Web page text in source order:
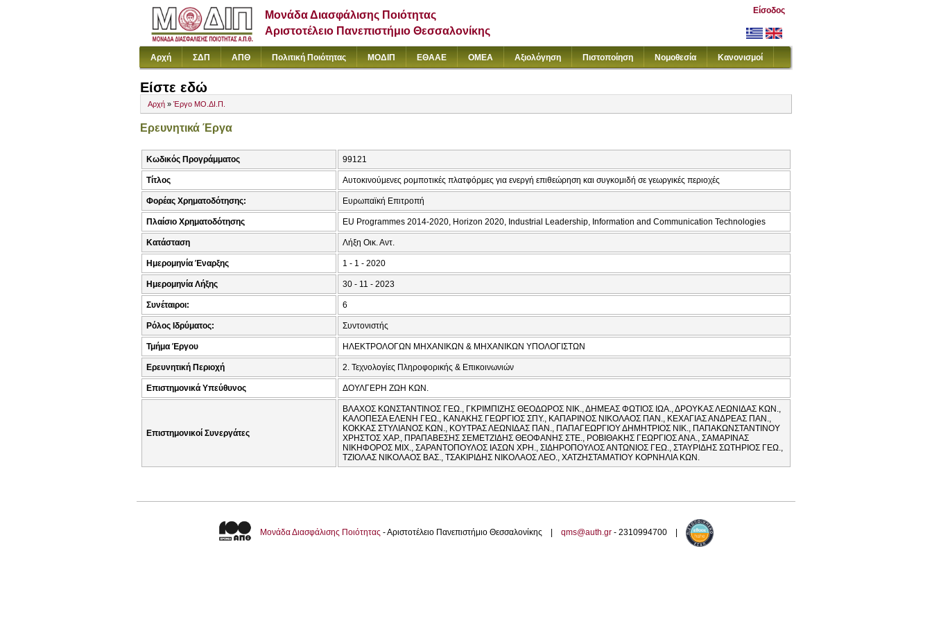
Μονάδα Διασφάλισης Ποιότητας
Αριστοτέλειο Πανεπιστήμιο Θεσσαλονίκης
Είσοδος
Αρχή ΣΔΠ ΑΠΘ Πολιτική Ποιότητας ΜΟΔΙΠ ΕΘΑΑΕ ΟΜΕΑ Αξιολόγηση Πιστοποίηση Νομοθεσία Κανονισμοί
Είστε εδώ
Αρχή » Έργο ΜΟ.ΔΙ.Π.
Ερευνητικά Έργα
Κωδικός Προγράμματος 99121
Τίτλος Αυτοκινούμενες ρομποτικές πλατφόρμες για ενεργή επιθεώρηση και συγκομιδή σε γεωργικές περιοχές
Φορέας Χρηματοδότησης: Ευρωπαϊκή Επιτροπή
Πλαίσιο Χρηματοδότησης EU Programmes 2014-2020, Horizon 2020, Industrial Leadership, Information and Communication Technologies
Κατάσταση Λήξη Οικ. Αντ.
Ημερομηνία Έναρξης 1 - 1 - 2020
Ημερομηνία Λήξης 30 - 11 - 2023
Συνέταιροι: 6
Ρόλος Ιδρύματος: Συντονιστής
Τμήμα Έργου ΗΛΕΚΤΡΟΛΟΓΩΝ ΜΗΧΑΝΙΚΩΝ & ΜΗΧΑΝΙΚΩΝ ΥΠΟΛΟΓΙΣΤΩΝ
Ερευνητική Περιοχή 2. Τεχνολογίες Πληροφορικής & Επικοινωνιών
Επιστημονικά Υπεύθυνος ΔΟΥΛΓΕΡΗ ΖΩΗ ΚΩΝ.
Επιστημονικοί Συνεργάτες
ΒΛΑΧΟΣ ΚΩΝΣΤΑΝΤΙΝΟΣ ΓΕΩ., ΓΚΡΙΜΠΙΖΗΣ ΘΕΟΔΩΡΟΣ ΝΙΚ., ΔΗΜΕΑΣ ΦΩΤΙΟΣ ΙΩΑ., ΔΡΟΥΚΑΣ ΛΕΩΝΙΔΑΣ ΚΩΝ.,
ΚΑΛΟΠΕΣΑ ΕΛΕΝΗ ΓΕΩ., ΚΑΝΑΚΗΣ ΓΕΩΡΓΙΟΣ ΣΠΥ., ΚΑΠΑΡΙΝΟΣ ΝΙΚΟΛΑΟΣ ΠΑΝ., ΚΕΧΑΓΙΑΣ ΑΝΔΡΕΑΣ ΠΑΝ.,
ΚΟΚΚΑΣ ΣΤΥΛΙΑΝΟΣ ΚΩΝ., ΚΟΥΤΡΑΣ ΛΕΩΝΙΔΑΣ ΠΑΝ., ΠΑΠΑΓΕΩΡΓΙΟΥ ΔΗΜΗΤΡΙΟΣ ΝΙΚ., ΠΑΠΑΚΩΝΣΤΑΝΤΙΝΟΥ
ΧΡΗΣΤΟΣ ΧΑΡ., ΠΡΑΠΑΒΕΣΗΣ ΣΕΜΕΤΖΙΔΗΣ ΘΕΟΦΑΝΗΣ ΣΤΕ., ΡΟΒΙΘΑΚΗΣ ΓΕΩΡΓΙΟΣ ΑΝΑ., ΣΑΜΑΡΙΝΑΣ
ΝΙΚΗΦΟΡΟΣ ΜΙΧ., ΣΑΡΑΝΤΟΠΟΥΛΟΣ ΙΑΣΩΝ ΧΡΗ., ΣΙΔΗΡΟΠΟΥΛΟΣ ΑΝΤΩΝΙΟΣ ΓΕΩ., ΣΤΑΥΡΙΔΗΣ ΣΩΤΗΡΙΟΣ ΓΕΩ.,
ΤΖΙΟΛΑΣ ΝΙΚΟΛΑΟΣ ΒΑΣ., ΤΣΑΚΙΡΙΔΗΣ ΝΙΚΟΛΑΟΣ ΛΕΟ., ΧΑΤΖΗΣΤΑΜΑΤΙΟΥ ΚΟΡΝΗΛΙΑ ΚΩΝ.
Μονάδα Διασφάλισης Ποιότητας - Αριστοτέλειο Πανεπιστήμιο Θεσσαλονίκης | qms@auth.gr - 2310994700 |